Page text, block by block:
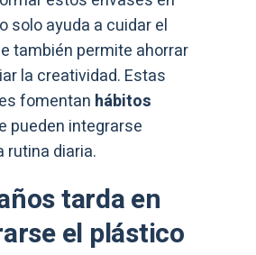
solo ayuda a cuidar el
también permite ahorrar
la creatividad. Estas
fomentan hábitos
pueden integrarse
rutina diaria.
tarda en
el plástico